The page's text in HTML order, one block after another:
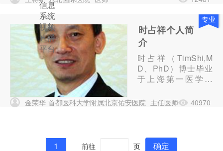
信息
系统
视频
直播
平台
时占祥个人简
介
时占祥（TimShi,M
D、PhD）博士毕业
于上海第一医学院
学院)医学系。毕业
后进入中国医学科学
作。后出国学习深
专业
金荣华 首都医科大学附属北京佑安医院 主任医师 40970
1 前往 页 确定